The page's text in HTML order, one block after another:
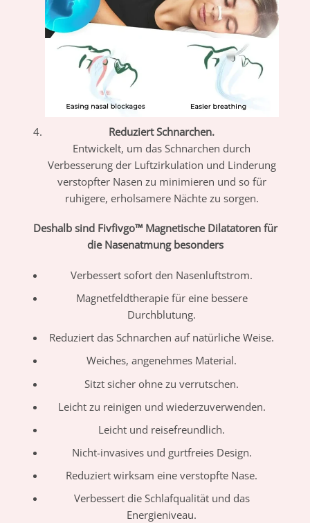
Reduziert Schnarchen.
Entwickelt, um das Schnarchen durch
Verbesserung der Luftzirkulation und Linderung
verstopfter Nasen zu minimieren und so für
ruhigere, erholsamere Nächte zu sorgen.
Deshalb sind Fivfivgo™ Magnetische Dilatatoren für
die Nasenatmung besonders
Verbessert sofort den Nasenluftstrom.
Magnetfeldtherapie für eine bessere
Durchblutung.
Reduziert das Schnarchen auf natürliche Weise.
Weiches, angenehmes Material.
Sitzt sicher ohne zu verrutschen.
Leicht zu reinigen und wiederzuverwenden.
Leicht und reisefreundlich.
Nicht-invasives und gurtfreies Design.
Reduziert wirksam eine verstopfte Nase.
Verbessert die Schlafqualität und das
Energieniveau.